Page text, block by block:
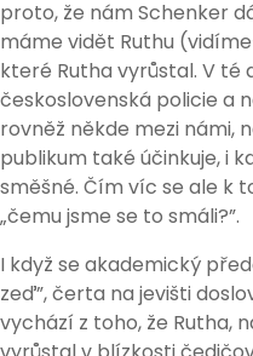
proto, že nám Schenker
máme vidět Ruthu
které Rutha vyrůstal. V té
československá policie a
rovněž někde mezi námi,
publikum také účinkuje, i
směšné. Čím víc se ale k
„čemu jsme se to smáli?”.
I když se akademický
zeď”, čerta na jevišti
vychází z toho, že Rutha,